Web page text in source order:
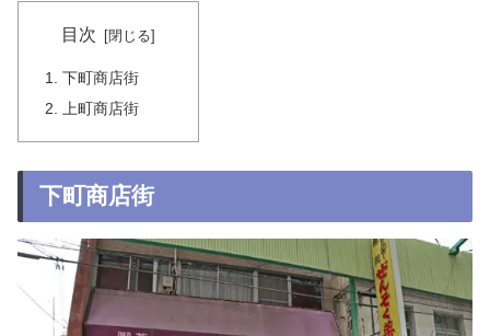
目次
下町商店街
上町商店街
下町商店街